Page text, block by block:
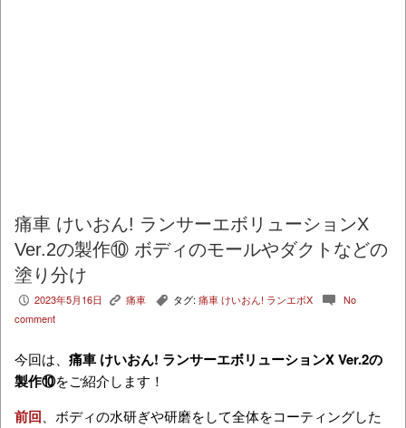
痛車 けいおん! ランサーエボリューションX
Ver.2の製作⑩ ボディのモールやダクトなどの
塗り分け
P 2023年5月16日 K 痛車 , タグ: 痛車 けいおん! ランエボX c No
comment
今回は、 痛車 けいおん! ランサーエボリューションX Ver.2の
製作⑩をご紹介します！
前回、ボディの水研ぎや研磨をして全体をコーティングした